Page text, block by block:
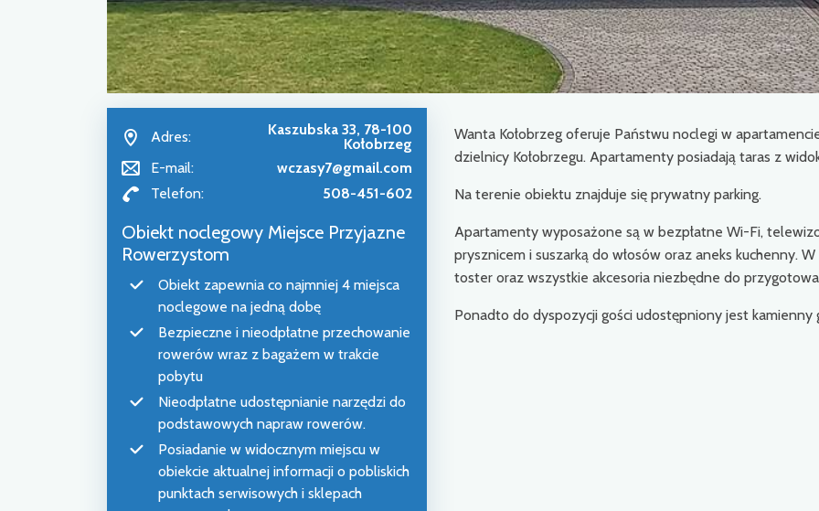
Adres:
Kaszubska 33, 78-100
Kołobrzeg
E-mail:
wczasy7@gmail.com
Telefon:
508-451-602
Obiekt noclegowy Miejsce Przyjazne
Rowerzystom
Obiekt zapewnia co najmniej 4 miejsca
noclegowe na jedną dobę
Bezpieczne i nieodpłatne przechowanie
rowerów wraz z bagażem w trakcie
pobytu
Nieodpłatne udostępnianie narzędzi do
podstawowych napraw rowerów.
Posiadanie w widocznym miejscu w
obiekcie aktualnej informacji o pobliskich
punktach serwisowych i sklepach
Wanta Kołobrzeg oferuje Państwu noclegi w
dzielnicy Kołobrzegu. Apartamenty posiadają taras z
Na terenie obiektu znajduje się prywatny parking.
Apartamenty wyposażone są w bezpłatne Wi-Fi,
prysznicem i suszarką do włosów oraz aneks kuchenny.
toster oraz wszystkie akcesoria niezbędne do
Ponadto do dyspozycji gości udostępniony jest